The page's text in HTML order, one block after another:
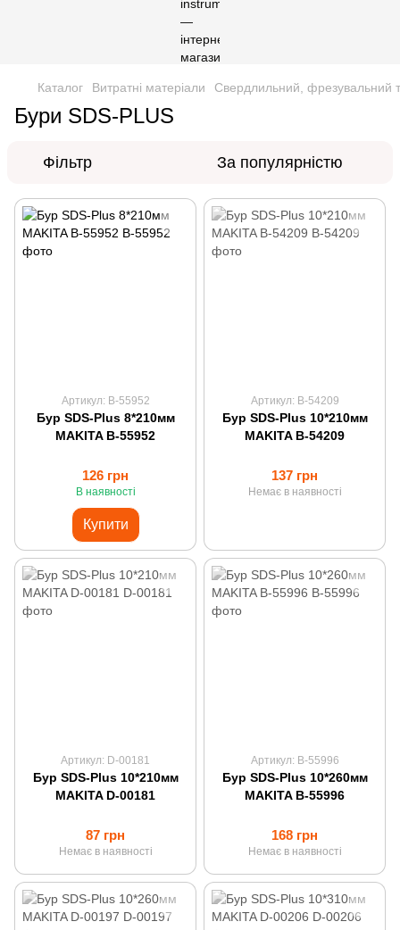
Каталог Витратні матеріали Свердлильний, фрезувальний
Бури SDS-PLUS
Фільтр За популярністю
Артикул: B-55952
Бур SDS-Plus 8*210мм
MAKITA B-55952
126 грн
В наявності
Купити
Артикул: B-54209
Бур SDS-Plus 10*210мм
MAKITA B-54209
137 грн
Немає в наявності
Артикул: D-00181
Бур SDS-Plus 10*210мм
MAKITA D-00181
87 грн
Немає в наявності
Артикул: B-55996
Бур SDS-Plus 10*260мм
MAKITA B-55996
168 грн
Немає в наявності